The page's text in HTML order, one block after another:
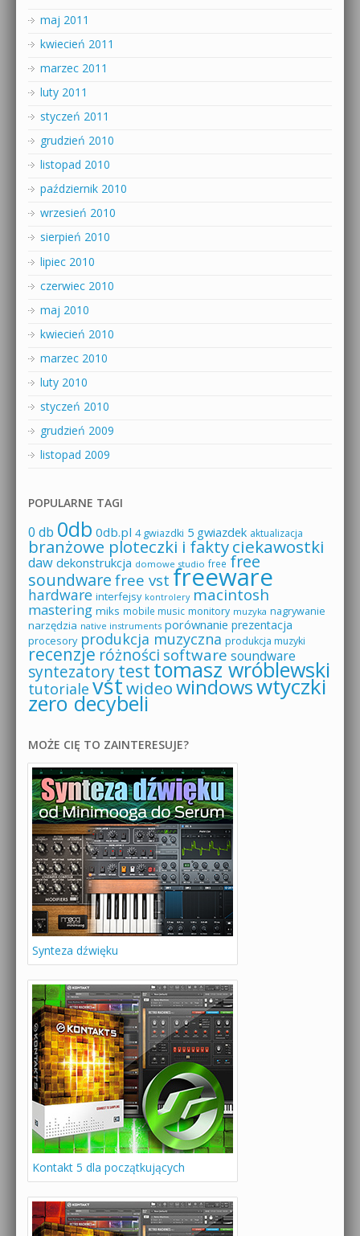
maj 2011
kwiecień 2011
marzec 2011
luty 2011
styczeń 2011
grudzień 2010
listopad 2010
październik 2010
wrzesień 2010
sierpień 2010
lipiec 2010
czerwiec 2010
maj 2010
kwiecień 2010
marzec 2010
luty 2010
styczeń 2010
grudzień 2009
listopad 2009
POPULARNE TAGI
0 db 0db 0db.pl 4 gwiazdki 5 gwiazdek aktualizacja
branżowe ploteczki i faktyciekawostki
daw dekonstrukcja domowe studio free free
soundware free vst freeware
hardware interfejsy kontrolery macintosh
mastering miks mobile music monitory muzyka nagrywanie
narzędzia native instruments porównanie prezentacja
procesory produkcja muzyczna produkcja muzyki
recenzje różności software soundware
syntezatorytesttomasz wróblewski
tutoriale vstwideowindowswtyczki
zero decybeli
MOŻE CIĘ TO ZAINTERESUJE?
Synteza dźwięku
Kontakt 5 dla początkujących